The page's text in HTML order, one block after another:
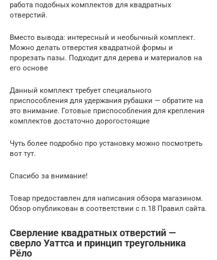
работа подобных комплектов для квадратных
отверстий.
Вместо вывода: интересный и необычный комплект.
Можно делать отверстия квадратной формы и
прорезать пазы. Подходит для дерева и материалов на
его основе
Данный комплект требует специального
приспособления для удержания рубашки — обратите на
это внимание. Готовые приспособления для крепления
комплектов достаточно дорогостоящие
Чуть более подробно про установку можно посмотреть
вот тут.
Спасибо за внимание!
Товар предоставлен для написания обзора магазином.
Обзор опубликован в соответствии с п.18 Правил сайта.
Сверление квадратных отверстий —
сверло Уаттса и принцип треугольника
Рёло